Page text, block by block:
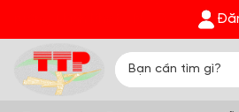
Thịnh Phát - Nhận quà bất ngờ